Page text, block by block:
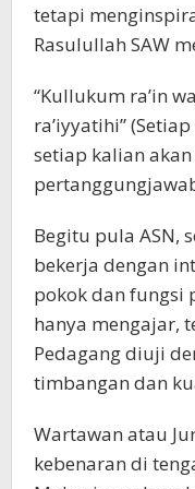
tetapi
Rasulullah SAW
“Kullukum ra’in
ra’iyyatihi”
setiap kalian
Begitu pula ASN,
bekerja dengan
pokok dan fungsi
hanya mengajar,
Pedagang diuji
timbangan dan
Wartawan atau
kebenaran di